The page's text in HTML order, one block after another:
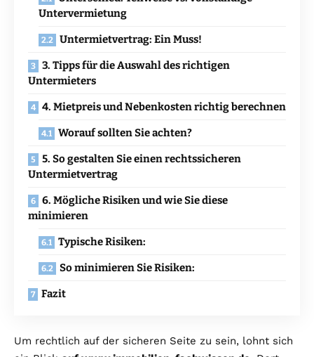
Untervermietung
Untermietvertrag: Ein Muss!
3. Tipps für die Auswahl des richtigen
Untermieters
4. Mietpreis und Nebenkosten richtig berechnen
Worauf sollten Sie achten?
5. So gestalten Sie einen rechtssicheren
Untermietvertrag
6. Mögliche Risiken und wie Sie diese
minimieren
Typische Risiken:
So minimieren Sie Risiken:
Fazit
Um rechtlich auf der sicheren Seite zu sein, lohnt sich